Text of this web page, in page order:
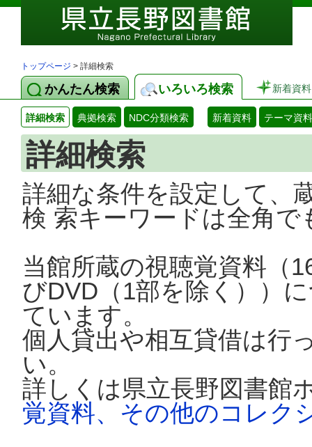
トップページ > 詳細検索
かんたん検索 いろいろ検索 新着資料
詳細検索 典拠検索 NDC分類検索 新着資料 テーマ資料
詳細検索
詳細な条件を設定して、
検 索キーワードは全角
当館所蔵の視聴覚資料（
びDVD（1部を除く））
ています。
個人貸出や相互貸借は行
い。
詳しくは県立長野図書館
覚資料、その他のコレク